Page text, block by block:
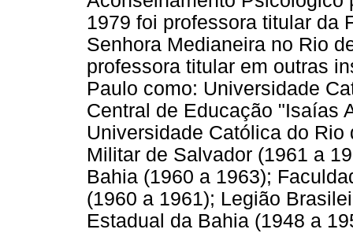
1979 foi professora titular da
Senhora Medianeira no Rio
professora titular em outras
Paulo como: Universidade
Central de Educação "Isaías
Universidade Católica do
Militar de Salvador (1961 a
Bahia (1960 a 1963);
(1960 a 1961); Legião
Estadual da Bahia (1948 a